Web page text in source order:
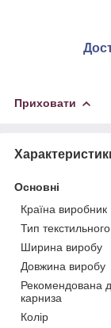
Приховати
Основні
Країна виробник
Тип
Ширина виробу
Довжина виробу
Рекомендована
карниза
Колір